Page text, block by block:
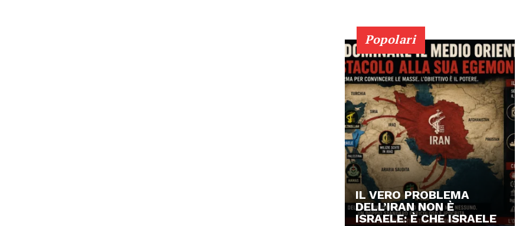
Popolari
IL VERO PROBLEMA
DELL’IRAN NON È
ISRAELE: È CHE ISRAELE